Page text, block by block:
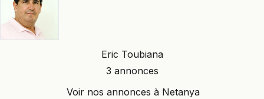
Eric Toubiana
3 annonces
Voir nos annonces à Netanya